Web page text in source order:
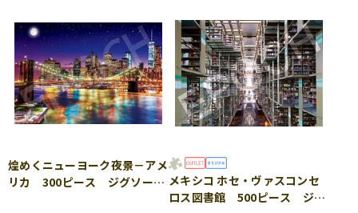
煌めくニューヨーク夜景－アメ
リカ 300ピース ジグソーパ メキシコ ホセ・ヴァスコンセ
ロス図書館 500ピース ジグ